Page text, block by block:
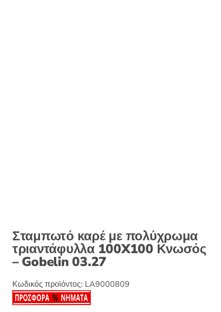
Σταμπωτό καρέ με πολύχρωμα
τριαντάφυλλα 100X100 Κνωσός
– Gobelin 03.27
Κωδικός προϊόντος: LA9000809